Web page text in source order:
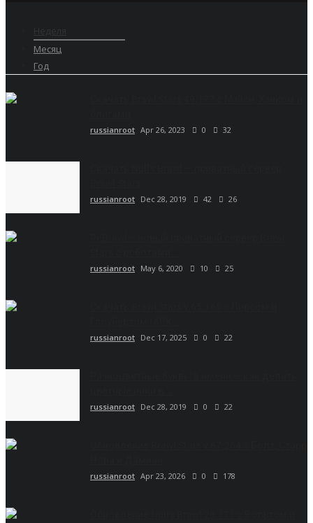
Месяц
Год
russianroot Apr 26, 2023 0 32
russianroot Dec 28, 2019 42 26
russianroot May 6, 2020 10 25
russianroot Dec 17, 2025 0 22
russianroot Dec 28, 2019 0 22
russianroot Apr 23, 2026 0 178